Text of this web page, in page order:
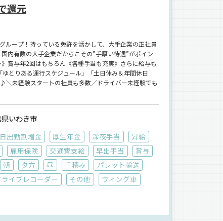
還元
ループ！持っている免許を活かして、大手企業の正社員
内有数の大手企業だからこその”手厚い待遇”がポイン
賞与年2回はもちろん《各種手当も充実》さらに給与も
とりある運行スケジュール」「土日休み＆年間休日
未経験スタートの社員も多数／ドライバー未経験でも
いわき市
出勤割増金 厚生年金 深夜手当
昇給
雇用保険 交通費支給 早出手当
賞与
朝 夕方 昼 手積み
パレット輸送
ライブレコーダー その他
ウィング車